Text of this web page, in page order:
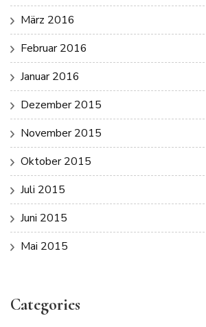
März 2016
Februar 2016
Januar 2016
Dezember 2015
November 2015
Oktober 2015
Juli 2015
Juni 2015
Mai 2015
Categories